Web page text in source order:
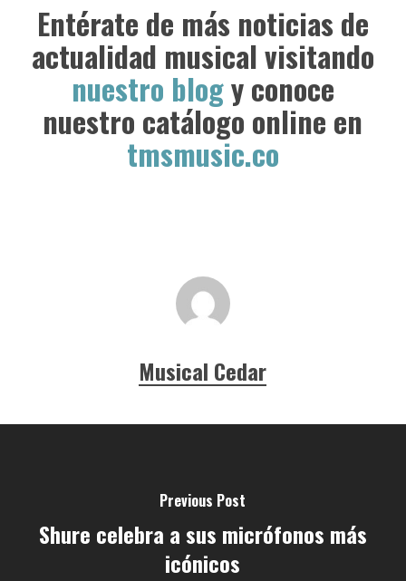
Entérate de más noticias de
actualidad musical visitando
nuestro blogy conoce
nuestro catálogo online en
tmsmusic.co
Musical Cedar
Previous Post
Shure celebra a sus micrófonos más
icónicos